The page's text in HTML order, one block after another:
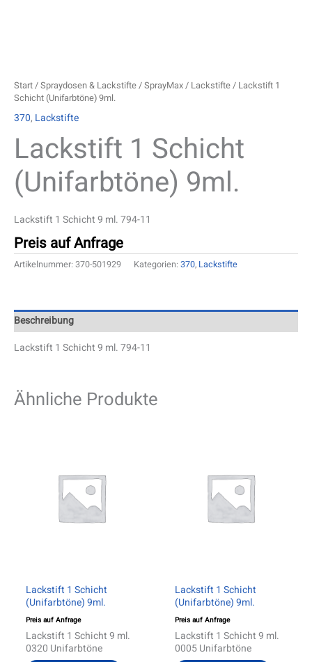
Start/Spraydosen & Lackstifte/SprayMax/ Lackstifte/ Lackstift 1
Schicht (Unifarbtöne) 9ml.
370, Lackstifte
Lackstift 1 Schicht
(Unifarbtöne) 9ml.
Lackstift 1 Schicht 9 ml. 794-11
Preis auf Anfrage
Artikelnummer: 370-501929 Kategorien: 370, Lackstifte
Beschreibung
Lackstift 1 Schicht 9 ml. 794-11
Ähnliche Produkte
Lackstift 1 Schicht
(Unifarbtöne) 9ml.
Preis auf Anfrage
Lackstift 1 Schicht 9 ml.
0320 Unifarbtöne
Lackstift 1 Schicht
(Unifarbtöne) 9ml.
Preis auf Anfrage
Lackstift 1 Schicht 9 ml.
0005 Unifarbtöne